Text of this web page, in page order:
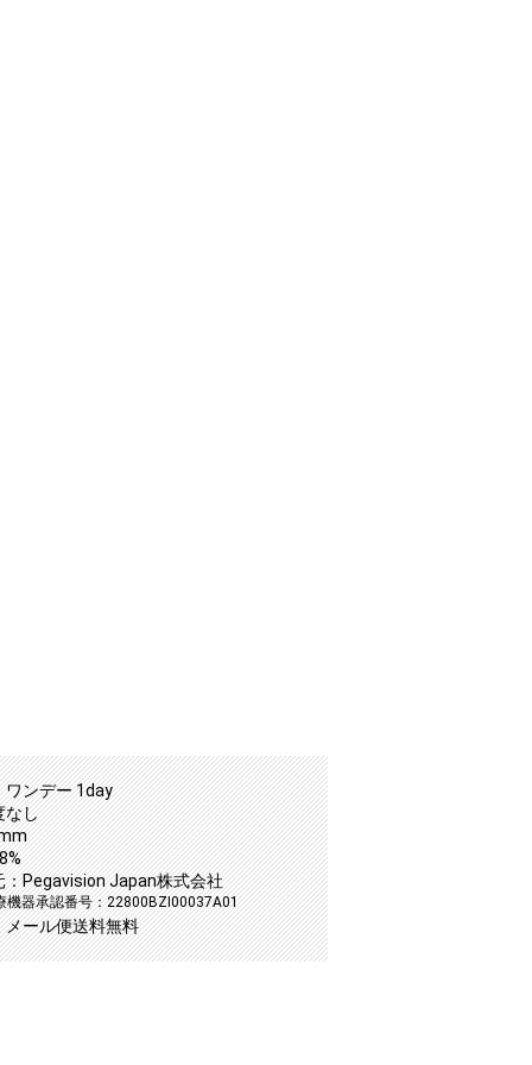
ワンデー 1day
なし
：Pegavision Japan株式会社
機器承認番号：22800BZI00037A01
メール便送料無料